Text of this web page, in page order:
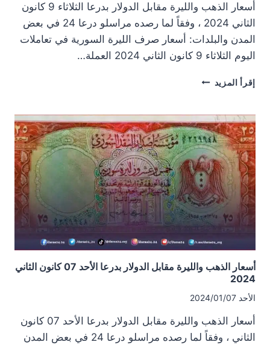
أسعار الذهب والليرة مقابل الدولار بدرعا الثلاثاء 9 كانون
الثاني 2024 ، وفقاً لما رصده مراسلو درعا 24 في بعض
المدن والبلدات: أسعار صرف الليرة السورية في تعاملات
اليوم الثلاثاء 9 كانون الثاني 2024 العملة…
إقرأ المزيد أسعار
مقابل
الدولار
بدرعا
الثلاثاء
9
كانون
الثاني
2024
أسعار الذهب والليرة مقابل الدولار بدرعا الأحد 07 كانون الثاني
2024
الأحد 2024/01/07
أسعار الذهب والليرة مقابل الدولار بدرعا الأحد 07 كانون
الثاني ، وفقاً لما رصده مراسلو درعا 24 في بعض المدن